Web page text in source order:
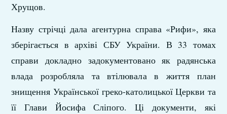
Хрущов.
Назву стрічці дала агентурна справа «Рифи», яка
зберігається в архіві СБУ України. В 33 томах
справи докладно задокументовано як радянська
влада розробляла та втілювала в життя план
знищення Української греко-католицької Церкви та
її Глави Йосифа Сліпого. Ці документи, які